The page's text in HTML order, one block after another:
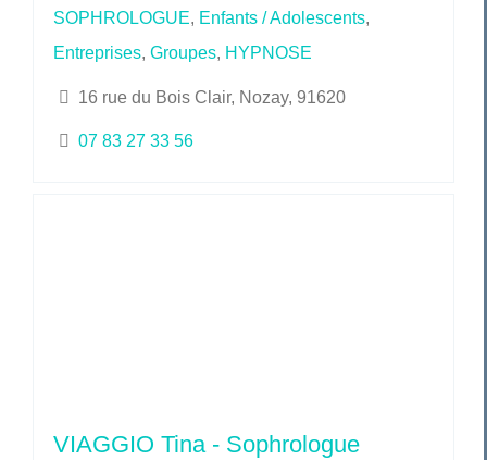
SOPHROLOGUE, Enfants / Adolescents,
Entreprises, Groupes, HYPNOSE
16 rue du Bois Clair, Nozay, 91620
07 83 27 33 56
VIAGGIO Tina - Sophrologue